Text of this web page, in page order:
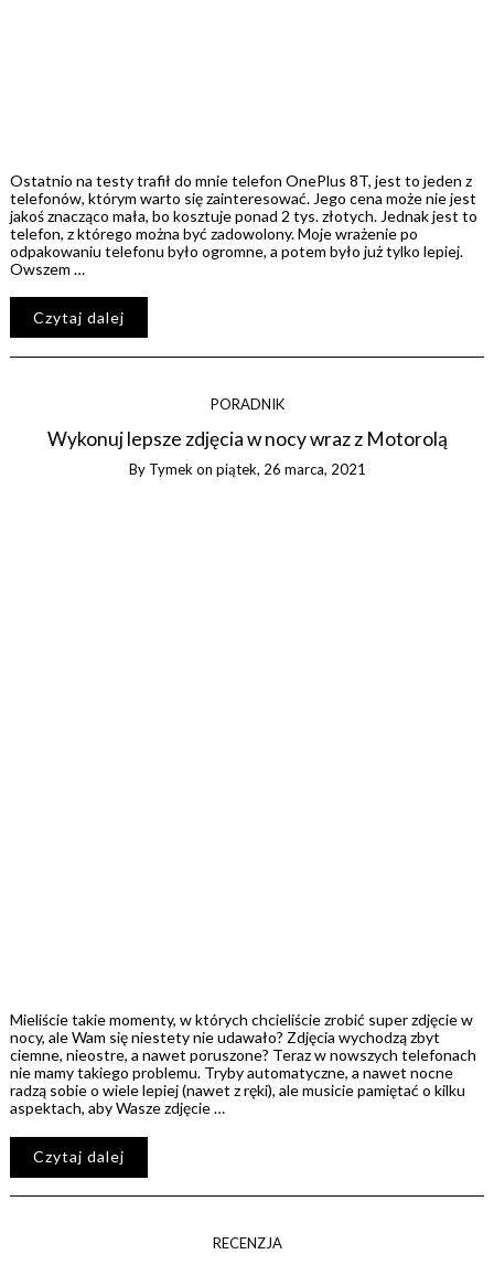
Ostatnio na testy trafił do mnie telefon OnePlus 8T, jest to jeden z
telefonów, którym warto się zainteresować. Jego cena może nie jest
jakoś znacząco mała, bo kosztuje ponad 2 tys. złotych. Jednak jest to
telefon, z którego można być zadowolony. Moje wrażenie po
odpakowaniu telefonu było ogromne, a potem było już tylko lepiej.
Owszem …
Czytaj dalej
PORADNIK
Wykonuj lepsze zdjęcia w nocy wraz z Motorolą
By Tymek on piątek, 26 marca, 2021
Mieliście takie momenty, w których chcieliście zrobić super zdjęcie w
nocy, ale Wam się niestety nie udawało? Zdjęcia wychodzą zbyt
ciemne, nieostre, a nawet poruszone? Teraz w nowszych telefonach
nie mamy takiego problemu. Tryby automatyczne, a nawet nocne
radzą sobie o wiele lepiej (nawet z ręki), ale musicie pamiętać o kilku
aspektach, aby Wasze zdjęcie …
Czytaj dalej
RECENZJA